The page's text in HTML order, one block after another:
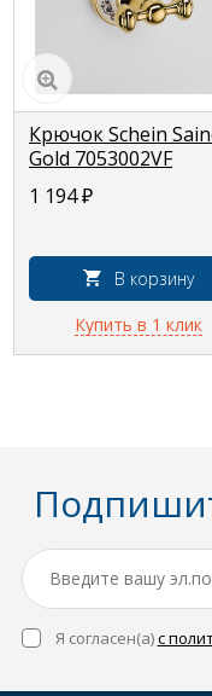
Крючок Schein
Gold 7053002VF
1 194₽
В корзину
Купить в 1 клик
Я согласен(a)с